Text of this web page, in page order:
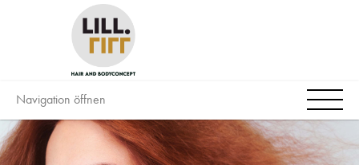
Navigation öffnen